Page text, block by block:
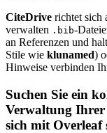
CiteDrive richtet sich
verwalten .bib-
an Referenzen und
Stile wie klunamed)
Hinweise verbinden
Suchen Sie ein
Verwaltung
sich mit Overleaf